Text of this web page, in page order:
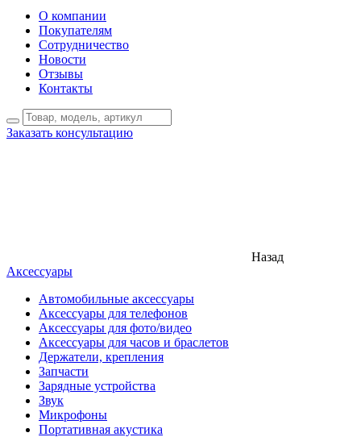
О компании
Покупателям
Сотрудничество
Новости
Отзывы
Контакты
Заказать консультацию
Назад
Аксессуары
Автомобильные аксессуары
Аксессуары для телефонов
Аксессуары для фото/видео
Аксессуары для часов и браслетов
Держатели, крепления
Запчасти
Зарядные устройства
Звук
Микрофоны
Портативная акустика